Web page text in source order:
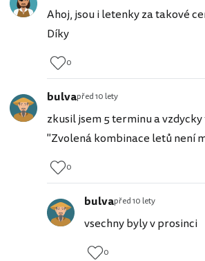
Ahoj, jsou i letenky za takové
Díky
0
bulvapřed 10 lety
zkusil jsem 5 terminu a
"Zvolená kombinace letů není
0
bulvapřed 10 lety
vsechny byly v prosinci
0